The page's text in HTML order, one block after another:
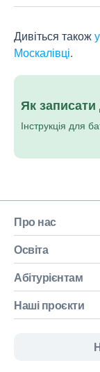
Дивіться також
Москалівці.
Як
Інструкція для
Про нас
Освіта
Абітурієнтам
Наші проєкти